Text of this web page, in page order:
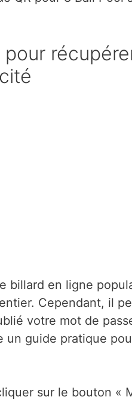
billard en ligne
Cependant, il
votre mot de
un guide pratique
sur le bouton «